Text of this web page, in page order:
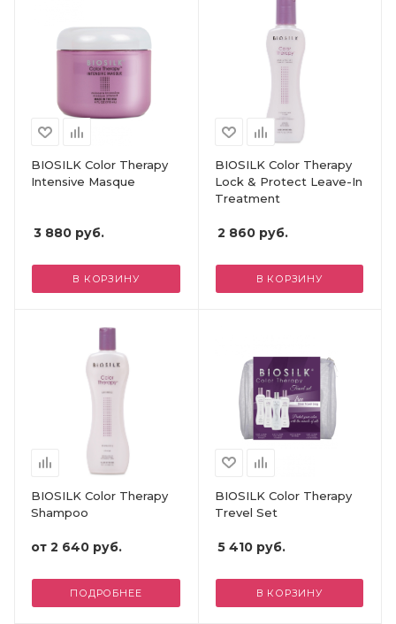
BIOSILK Color Therapy
Intensive Masque
3 880 руб.
В КОРЗИНУ
BIOSILK Color Therapy
Lock & Protect Leave-In
Treatment
2 860руб.
В КОРЗИНУ
BIOSILK Color Therapy
Shampoo
от 2 640 руб.
ПОДРОБНЕЕ
BIOSILK Color Therapy
Trevel Set
5 410руб.
В КОРЗИНУ